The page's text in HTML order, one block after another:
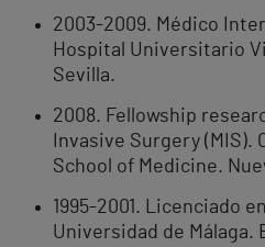
2003-2009. Médico
Hospital Universitario
Sevilla.
2008. Fellowship
Invasive Surgery
School of Medicine.
1995-2001. Licenciado
Universidad de Málaga.